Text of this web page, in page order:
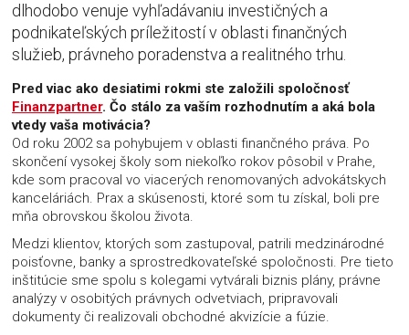
dlhodobo venuje vyhľadávaniu investičných a
podnikateľských príležitostí v oblasti finančných
služieb, právneho poradenstva a realitného trhu.
Pred viac ako desiatimi rokmi ste založili spoločnosť
Finanzpartner. Čo stálo za vaším rozhodnutím a aká bola
vtedy vaša motivácia?
Od roku 2002 sa pohybujem v oblasti finančného práva. Po
skončení vysokej školy som niekoľko rokov pôsobil v Prahe,
kde som pracoval vo viacerých renomovaných advokátskych
kanceláriách. Prax a skúsenosti, ktoré som tu získal, boli pre
mňa obrovskou školou života.
Medzi klientov, ktorých som zastupoval, patrili medzinárodné
poisťovne, banky a sprostredkovateľské spoločnosti. Pre tieto
inštitúcie sme spolu s kolegami vytvárali biznis plány, právne
analýzy v osobitých právnych odvetviach, pripravovali
dokumenty či realizovali obchodné akvizície a fúzie.